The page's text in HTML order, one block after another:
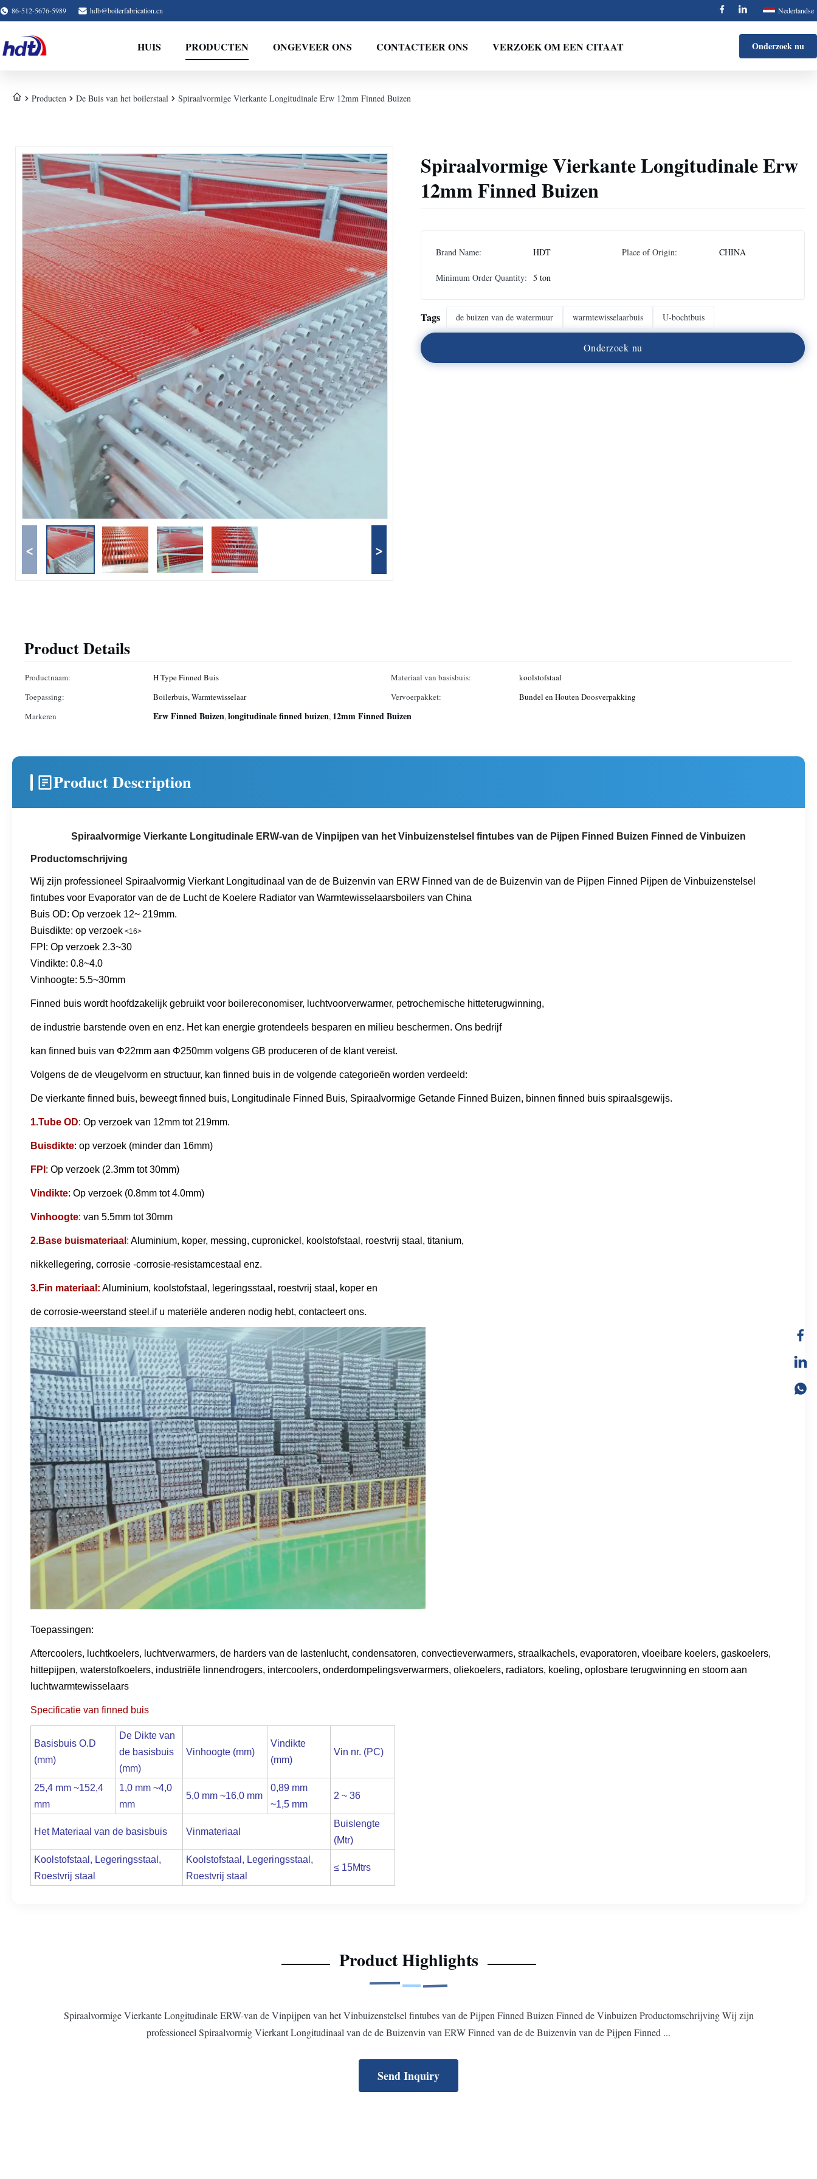
86-512-5676-5989 hdb@boilerfabrication.cn Nederlandse
HUIS PRODUCTEN ONGEVEER ONS CONTACTEER ONS VERZOEK OM EEN CITAAT Onderzoek nu
Producten De Buis van het boilerstaal Spiraalvormige Vierkante Longitudinale Erw 12mm Finned Buizen
< >
Spiraalvormige Vierkante Longitudinale Erw
12mm Finned Buizen
Brand Name: HDT Place of Origin: CHINA
Minimum Order Quantity: 5 ton
Tags de buizen van de watermuur warmtewisselaarbuis U-bochtbuis
Onderzoek nu
Product Details
Productnaam: H Type Finned Buis Materiaal van basisbuis:
koolstofstaal
Toepassing:
Boilerbuis, Warmtewisselaar Vervoerpakket:
Bundel en Houten Doosverpakking
Markeren
Erw Finned Buizen,longitudinale finned buizen, 12mm Finned Buizen
Product Description
Spiraalvormige Vierkante Longitudinale ERW-van de Vinpijpen van het Vinbuizenstelsel fintubes van de Pijpen Finned Buizen Finned de Vinbuizen
Productomschrijving
Wij zijn professioneel Spiraalvormig Vierkant Longitudinaal van de de Buizenvin van ERW Finned van de de Buizenvin van de Pijpen Finned Pijpen de Vinbuizenstelsel
fintubes voor Evaporator van de de Lucht de Koelere Radiator van Warmtewisselaarsboilers van China
Buis OD: Op verzoek 12~ 219mm.
Buisdikte: op verzoek <16>
FPI: Op verzoek 2.3~30
Vindikte: 0.8~4.0
Vinhoogte: 5.5~30mm
Finned buis wordt hoofdzakelijk gebruikt voor boilereconomiser, luchtvoorverwarmer, petrochemische hitteterugwinning,
de industrie barstende oven en enz. Het kan energie grotendeels besparen en milieu beschermen. Ons bedrijf
kan finned buis van Φ22mm aan Φ250mm volgens GB produceren of de klant vereist.
Volgens de de vleugelvorm en structuur, kan finned buis in de volgende categorieën worden verdeeld:
De vierkante finned buis, beweegt finned buis, Longitudinale Finned Buis, Spiraalvormige Getande Finned Buizen, binnen finned buis spiraalsgewijs.
1.Tube OD: Op verzoek van 12mm tot 219mm.
Buisdikte: op verzoek (minder dan 16mm)
FPI : Op verzoek (2.3mm tot 30mm)
Vindikte: Op verzoek (0.8mm tot 4.0mm)
Vinhoogte: van 5.5mm tot 30mm
2.Base buismateriaal : Aluminium, koper, messing, cupronickel, koolstofstaal, roestvrij staal, titanium,
nikkellegering, corrosie -corrosie-resistamcestaal enz.
3.Fin materiaal: Aluminium, koolstofstaal, legeringsstaal, roestvrij staal, koper en
de corrosie-weerstand steel.if u materiële anderen nodig hebt, contacteert ons.
Toepassingen:
Aftercoolers, luchtkoelers, luchtverwarmers, de harders van de lastenlucht, condensatoren, convectieverwarmers, straalkachels, evaporatoren, vloeibare koelers, gaskoelers,
hittepijpen, waterstofkoelers, industriële linnendrogers, intercoolers, onderdompelingsverwarmers, oliekoelers, radiators, koeling, oplosbare terugwinning en stoom aan
luchtwarmtewisselaars
Specificatie van finned buis
Basisbuis O.D
(mm)
De Dikte van
de basisbuis
(mm)
Vinhoogte (mm)
Vindikte
(mm)
Vin nr. (PC)
25,4 mm ~152,4
mm
1,0 mm ~4,0
mm
5,0 mm ~16,0 mm
0,89 mm
~1,5 mm
2 ~ 36
Het Materiaal van de basisbuis Vinmateriaal
Buislengte
(Mtr)
Koolstofstaal, Legeringsstaal,
Roestvrij staal
Koolstofstaal, Legeringsstaal,
Roestvrij staal
≤ 15Mtrs
Product Highlights
Spiraalvormige Vierkante Longitudinale ERW-van de Vinpijpen van het Vinbuizenstelsel fintubes van de Pijpen Finned Buizen Finned de Vinbuizen Productomschrijving Wij zijn
professioneel Spiraalvormig Vierkant Longitudinaal van de de Buizenvin van ERW Finned van de de Buizenvin van de Pijpen Finned ...
Send Inquiry